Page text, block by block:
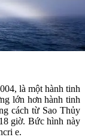
là một hành tinh
lớn hơn hành tinh
cách từ Sao Thủy
giờ. Bức hình này
e.